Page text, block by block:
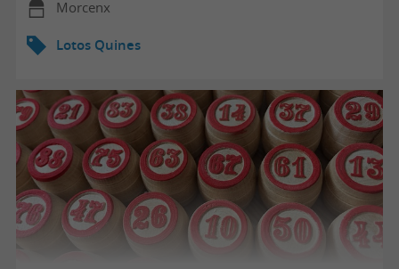
Morcenx
Lotos Quines